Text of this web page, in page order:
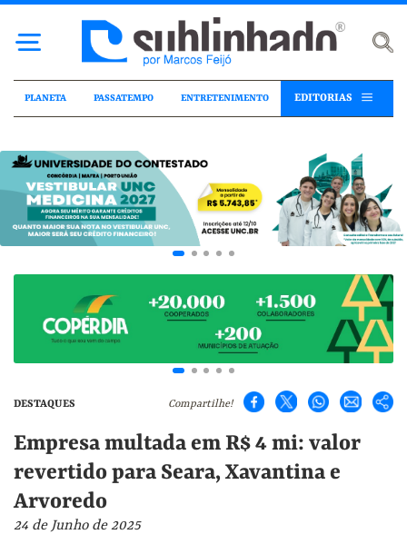
PLANETA PASSATEMPO ENTRETENIMENTO EDITORIAS
DESTAQUES Compartilhe!
Empresa multada em R$ 4 mi: valor
revertido para Seara, Xavantina e
Arvoredo
24 de Junho de 2025